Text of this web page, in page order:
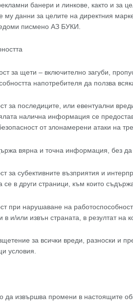
банери и линкове, както и
му данни за целите на директния
писмено АЗ БУКИ.
за щети – включително загуби,
напотребителя да ползва
за последиците, или евентуални
налична информация се
от злонамерени атаки на
вярна и точна информация, без да
за субективните възприятия и
в други страници, към които
при нарушаване на
в и/или извън страната, в резултат на
за всички вреди, разноски и
условия.
да извършва промени в настоящите